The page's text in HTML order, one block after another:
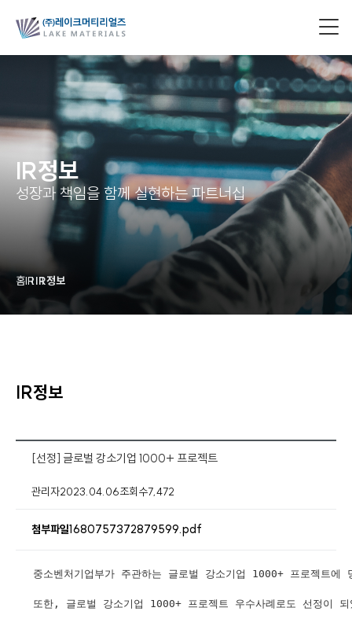
IR정보
성장과 책임을 함께 실현하는 파트너십
홈IRIR정보
IR정보
[선정] 글로벌 강소기업 1000+ 프로젝트
관리자2023.04.06조회수7,472
첨부파일1680757372879599.pdf
중소벤처기업부가 주관하는 글로벌 강소기업 1000+ 프로젝트에
또한, 글로벌 강소기업 1000+ 프로젝트 우수사례로도 선정이 되